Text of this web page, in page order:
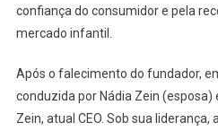
confiança do consumidor e pela
mercado infantil.
Após o falecimento do fundador,
conduzida por Nádia Zein (esposa)
Zein, atual CEO. Sob sua